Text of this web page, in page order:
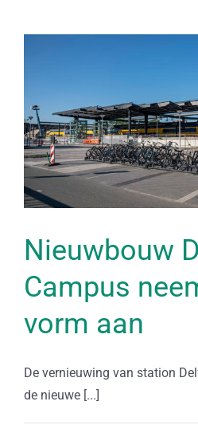
Nieuwbouw
Campus
vorm aan
De vernieuwing van station
de nieuwe [...]